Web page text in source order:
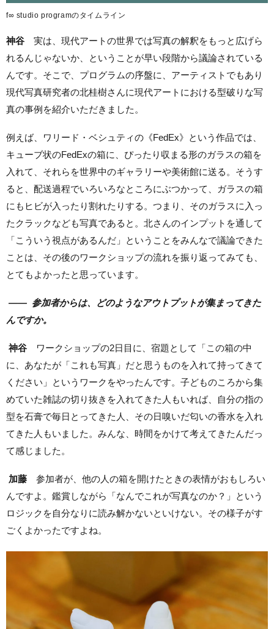
f∞ studio programのタイムライン
神谷 実は、現代アートの世界では写真の解釈をもっと広げら
れるんじゃないか、ということが早い段階から議論されている
んです。そこで、プログラムの序盤に、アーティストでもあり
現代写真研究者の北桂樹さんに現代アートにおける型破りな写
真の事例を紹介いただきました。
例えば、ワリード・ベシュティの《FedEx》という作品では、
キューブ状のFedExの箱に、ぴったり収まる形のガラスの箱を
入れて、それらを世界中のギャラリーや美術館に送る。そうす
ると、配送過程でいろいろなところにぶつかって、ガラスの箱
にもヒビが入ったり割れたりする。つまり、そのガラスに入っ
たクラックなども写真であると。北さんのインプットを通して
「こういう視点があるんだ」ということをみんなで議論できた
ことは、その後のワークショップの流れを振り返ってみても、
とてもよかったと思っています。
—— 参加者からは、どのようなアウトプットが集まってきた
んですか。
神谷 ワークショップの2日目に、宿題として「この箱の中
に、あなたが「これも写真」だと思うものを入れて持ってきて
ください」というワークをやったんです。子どものころから集
めていた雑誌の切り抜きを入れてきた人もいれば、自分の指の
型を石膏で毎日とってきた人、その日嗅いだ匂いの香水を入れ
てきた人もいました。みんな、時間をかけて考えてきたんだっ
て感じました。
加藤 参加者が、他の人の箱を開けたときの表情がおもしろい
んですよ。鑑賞しながら「なんでこれが写真なのか？」という
ロジックを自分なりに読み解かないといけない。その様子がす
ごくよかったですよね。